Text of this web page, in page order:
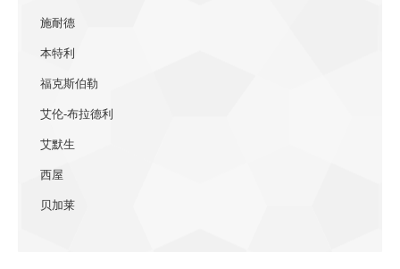
施耐德
本特利
福克斯伯勒
艾伦-布拉德利
艾默生
西屋
贝加莱